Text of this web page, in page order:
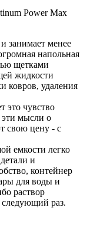
занимает менее
напольная
щетками
жидкости
ковров, удаления
это чувство
эти мысли о
свою цену - с
емкости легко
и
контейнер
для воды и
раствор
следующий раз.